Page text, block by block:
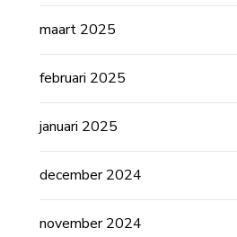
maart 2025
februari 2025
januari 2025
december 2024
november 2024